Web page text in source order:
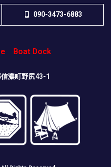
090-3473-6883
Boat Dock
濃町野尻43-1